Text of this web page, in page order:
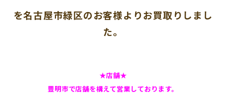
を名古屋市緑区のお客様よりお買取りしまし
た。
★店舗★
豊明市で店舗を構えて営業しております。